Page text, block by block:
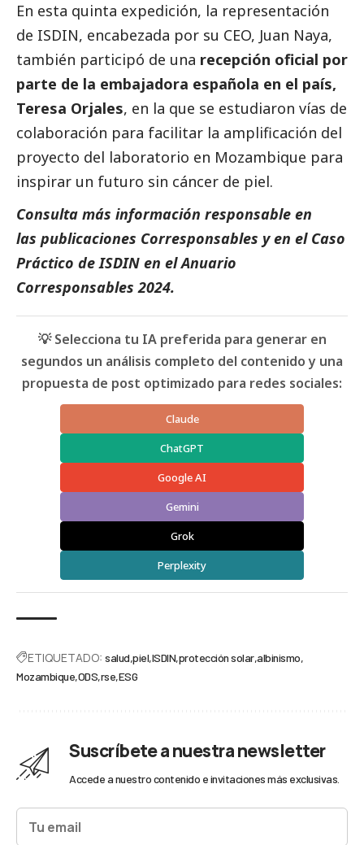
En esta quinta expedición, la representación
de ISDIN, encabezada por su CEO, Juan Naya,
también participó de una recepción oficial por
parte de la embajadora española en el país,
Teresa Orjales, en la que se estudiaron vías de
colaboración para facilitar la amplificación del
proyecto del laboratorio en Mozambique para
inspirar un futuro sin cáncer de piel.
Consulta más información responsable en
las publicaciones Corresponsables y en el Caso
Práctico de ISDIN en elAnuario
Corresponsables 2024.
💡 Selecciona tu IA preferida para generar en
segundos un análisis completo del contenido y una
propuesta de post optimizado para redes sociales:
Claude
ChatGPT
Google AI
Gemini
Grok
Perplexity
ETIQUETADO: salud piel ISDIN protección solar albinismo
Mozambique ODS rse ESG
Suscríbete a nuestra newsletter
Accede a nuestro contenido e invitaciones más exclusivas.